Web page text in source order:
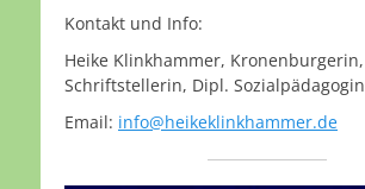
Kontakt und Info:
Heike Klinkhammer, Kronenburgerin,
Schriftstellerin, Dipl. Sozialpädagogin
Email: info@heikeklinkhammer.de